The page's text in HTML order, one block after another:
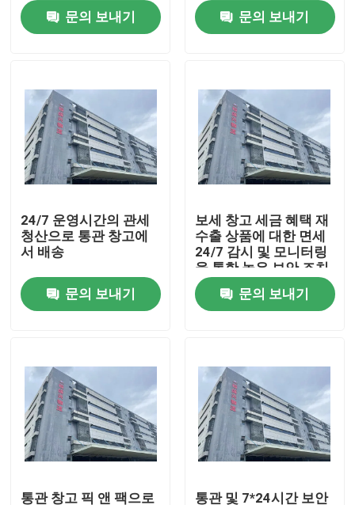
제품
우리 에 관한 것
품질 관리
저희와 연락
인용 을 요청 하십시오
중국 보세 창고
상하이 보세 창고
문의 보내기
문의 보내기
24/7 운영시간의 관세
청산으로 통관 창고에
서 배송
문의 보내기
보세 창고 세금 혜택 재
수출 상품에 대한 면세
24/7 감시 및 모니터링
을 통한 높은 보안 조치
문의 보내기
통관 창고 픽 앤 팩으로 통관 및 7*24시간 보안